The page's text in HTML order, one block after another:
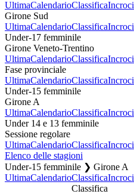
UltimaCalendarioClassificaIncroci
Girone Sud
UltimaCalendarioClassificaIncroci
Under-17 femminile
Girone Veneto-Trentino
UltimaCalendarioClassificaIncroci
Fase provinciale
UltimaCalendarioClassificaIncroci
Under-15 femminile
Girone A
UltimaCalendarioClassificaIncroci
Under 14 e 13 femminile
Sessione regolare
UltimaCalendarioClassificaIncroci
Elenco delle stagioni
Under-15 femminile ❯ Girone A
UltimaCalendarioClassificaIncroci
Classifica